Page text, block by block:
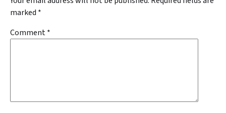
marked *
Comment*